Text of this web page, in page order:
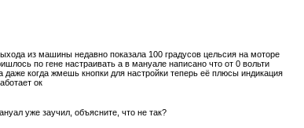
из машины недавно показала 100 градусов цельсия на моторе
по гене настраивать а в мануале написано что от 0 вольти
когда жмешь кнопки для настройки теперь её плюсы индикация
ок
уже заучил, объясните, что не так?